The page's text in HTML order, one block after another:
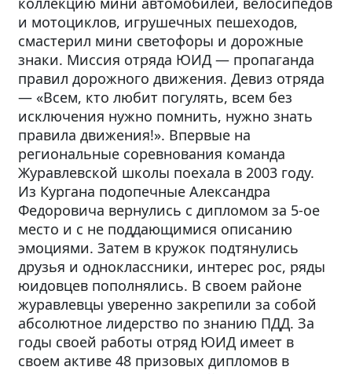
и мотоциклов, игрушечных пешеходов,
смастерил мини светофоры и дорожные
знаки. Миссия отряда ЮИД — пропаганда
правил дорожного движения. Девиз отряда
— «Всем, кто любит погулять, всем без
исключения нужно помнить, нужно знать
правила движения!». Впервые на
региональные соревнования команда
Журавлевской школы поехала в 2003 году.
Из Кургана подопечные Александра
Федоровича вернулись с дипломом за 5-ое
место и с не поддающимися описанию
эмоциями. Затем в кружок подтянулись
друзья и одноклассники, интерес рос, ряды
юидовцев пополнялись. В своем районе
журавлевцы уверенно закрепили за собой
абсолютное лидерство по знанию ПДД. За
годы своей работы отряд ЮИД имеет в
своем активе 48 призовых дипломов в